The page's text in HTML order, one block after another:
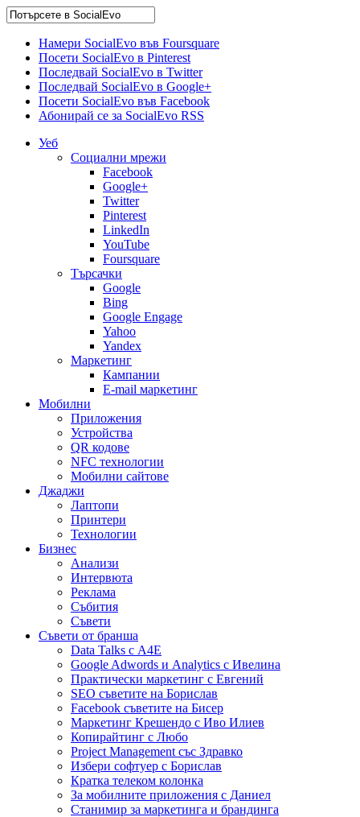
Намери SocialEvo във Foursquare
Посети SocialEvo в Pinterest
Последвай SocialEvo в Twitter
Последвай SocialEvo в Google+
Посети SocialEvo във Facebook
Абонирай се за SocialEvo RSS
Уеб
Социални мрежи
Facebook
Google+
Twitter
Pinterest
LinkedIn
YouTube
Foursquare
Търсачки
Google
Bing
Google Engage
Yahoo
Yandex
Маркетинг
Кампании
E-mail маркетинг
Мобилни
Приложения
Устройства
QR кодове
NFC технологии
Мобилни сайтове
Джаджи
Лаптопи
Принтери
Технологии
Бизнес
Анализи
Интервюта
Реклама
Събития
Съвети
Съвети от бранша
Data Talks с А4Е
Google Adwords и Analytics с Ивелина
Практически маркетинг с Евгений
SEO съветите на Борислав
Facebook съветите на Бисер
Маркетинг Крешендо с Иво Илиев
Копирайтинг с Любо
Project Management със Здравко
Избери софтуер с Борислав
Кратка телеком колонка
За мобилните приложения с Даниел
Станимир за маркетинга и брандинга